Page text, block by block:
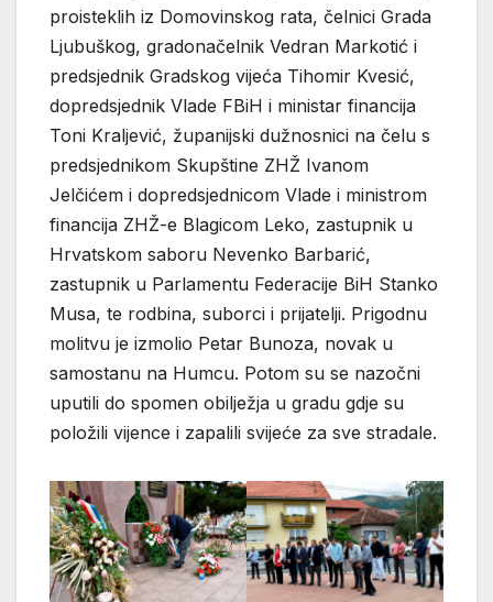
proisteklih iz Domovinskog rata, čelnici Grada
Ljubuškog, gradonačelnik Vedran Markotić i
predsjednik Gradskog vijeća Tihomir Kvesić,
dopredsjednik Vlade FBiH i ministar financija
Toni Kraljević, županijski dužnosnici na čelu s
predsjednikom Skupštine ZHŽ Ivanom
Jelčićem i dopredsjednicom Vlade i ministrom
financija ZHŽ-e Blagicom Leko, zastupnik u
Hrvatskom saboru Nevenko Barbarić,
zastupnik u Parlamentu Federacije BiH Stanko
Musa, te rodbina, suborci i prijatelji. Prigodnu
molitvu je izmolio Petar Bunoza, novak u
samostanu na Humcu. Potom su se nazočni
uputili do spomen obilježja u gradu gdje su
položili vijence i zapalili svijeće za sve stradale.